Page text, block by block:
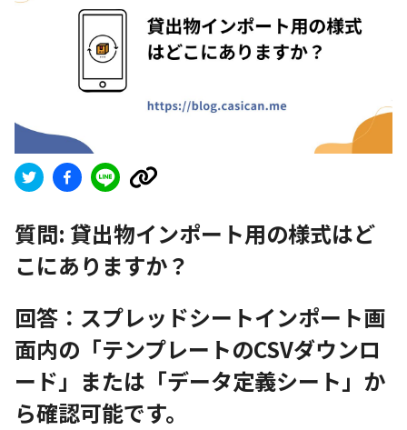
質問: 貸出物インポート用の様式はど
こにありますか？
回答：スプレッドシートインポート画
面内の「テンプレートのCSVダウンロ
ード」または「データ定義シート」か
ら確認可能です。